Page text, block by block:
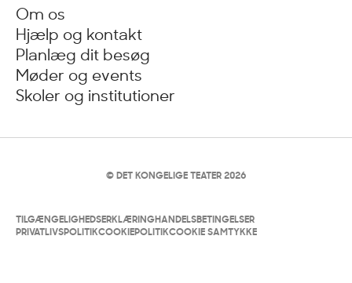
© DET KONGELIGE TEATER 2026
Om os
Hjælp og kontakt
Planlæg dit besøg
Møder og events
Skoler og institutioner
TILGÆNGELIGHEDSERKLÆRING HANDELSBETINGELSER
PRIVATLIVSPOLITIK COOKIEPOLITIK COOKIE SAMTYKKE